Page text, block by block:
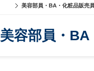
美容部員・BA・化粧品販売
美容部員・BA